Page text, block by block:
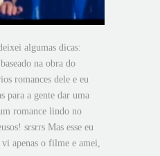
algumas dicas:
na obra do
romances dele e eu
para a gente dar uma
romance lindo no
srsrrs Mas esse eu
apenas o filme e amei,